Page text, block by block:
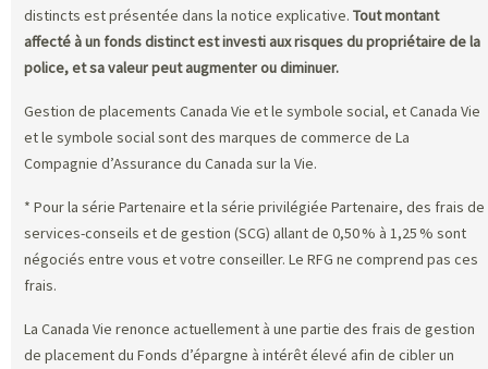
distincts est présentée dans la notice explicative. Tout montant
affecté à un fonds distinct est investi aux risques du propriétaire de la
police, et sa valeur peut augmenter ou diminuer.
Gestion de placements Canada Vie et le symbole social, et Canada Vie
et le symbole social sont des marques de commerce de La
Compagnie d’Assurance du Canada sur la Vie.
* Pour la série Partenaire et la série privilégiée Partenaire, des frais de
services-conseils et de gestion (SCG) allant de 0,50 % à 1,25 % sont
négociés entre vous et votre conseiller. Le RFG ne comprend pas ces
frais.
La Canada Vie renonce actuellement à une partie des frais de gestion
de placement du Fonds d’épargne à intérêt élevé afin de cibler un